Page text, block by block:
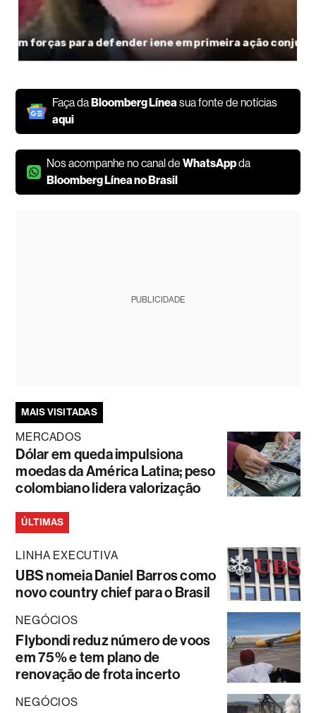
Faça daBloomberg Líneasua fonte de notícias
aqui
Nos acompanhe no canal deWhatsAppda
Bloomberg Línea no Brasil
PUBLICIDADE
MAIS VISITADAS
MERCADOS
Dólar em queda impulsiona
moedas da América Latina; peso
colombiano lidera valorização
ÚLTIMAS
LINHA EXECUTIVA
UBS nomeia Daniel Barros como
novo country chief para o Brasil
NEGÓCIOS
Flybondi reduz número de voos
em 75% e tem plano de
renovação de frota incerto
NEGÓCIOS